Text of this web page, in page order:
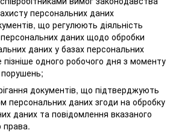
персональних даних
що регулюють діяльність
даних щодо обробки
даних у базах персональних
пізніше одного робочого дня з моменту
документів, що підтверджують
персональних даних згоди на обробку
даних та повідомлення вказаного
права.